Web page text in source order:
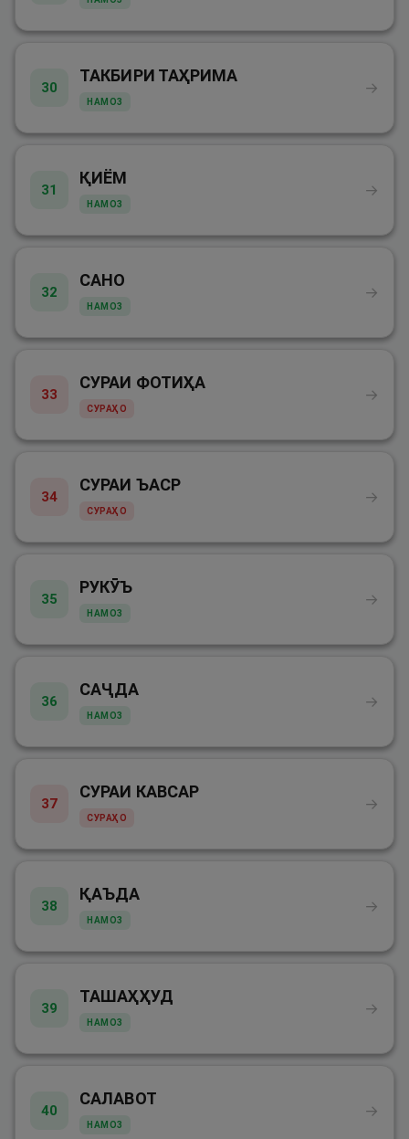
30
ТАКБИРИ ТАҲРИМА
НАМОЗ
→
31
ҚИЁМ
НАМОЗ
→
32
САНО
НАМОЗ
→
33
СУРАИ ФОТИҲА
СУРАҲО
→
34
СУРАИ ЪАСР
СУРАҲО
→
35
РУКӮЪ
НАМОЗ
→
36
САҶДА
НАМОЗ
→
37
СУРАИ КАВСАР
СУРАҲО
→
38
ҚАЪДА
НАМОЗ
→
39
ТАШАҲҲУД
НАМОЗ
→
40
САЛАВОТ
НАМОЗ
→